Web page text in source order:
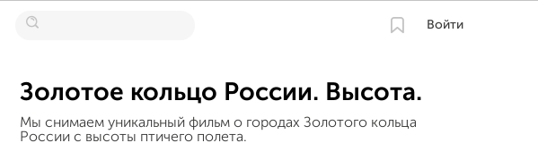
Войти
Золотое кольцо России. Высота.
Мы снимаем уникальный фильм о городах Золотого кольца
России с высоты птичего полета.